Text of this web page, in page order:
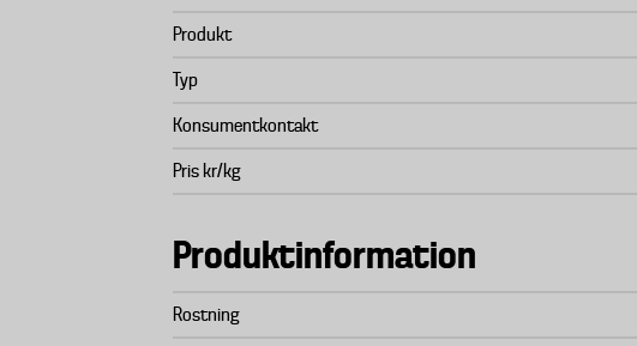
Produkt
Typ
Konsumentkontakt
Pris kr/kg
Produktinformation
Rostning